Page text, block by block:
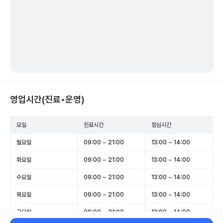
영업시간(진료•운영)
요일 진료시간 점심시간
월요일 09:00 ~ 21:00 13:00 ~ 14:00
화요일 09:00 ~ 21:00 13:00 ~ 14:00
수요일 09:00 ~ 21:00 13:00 ~ 14:00
목요일 09:00 ~ 21:00 13:00 ~ 14:00
금요일 09:00 ~ 21:00 13:00 ~ 14:00